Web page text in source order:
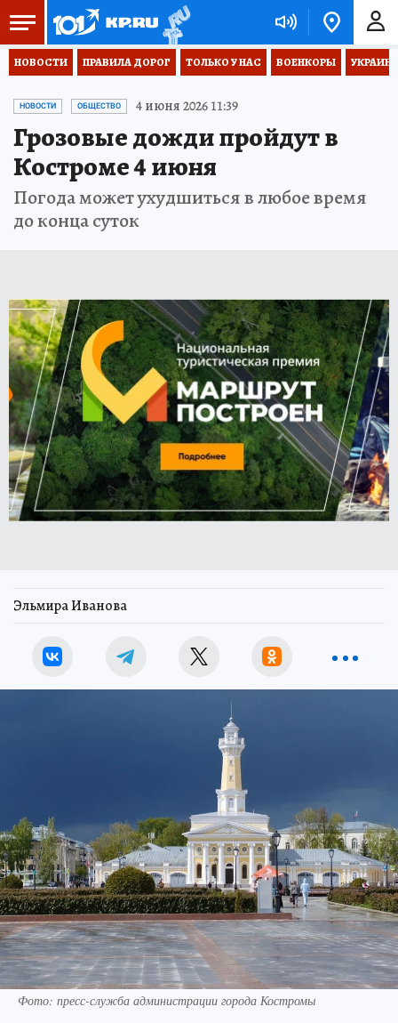
НОВОСТИ ПРАВИЛА ДОРОГ ТОЛЬКО У НАС ВОЕНКОРЫ
НОВОСТИ ОБЩЕСТВО 4 июня 2026 11:39
Грозовые дожди пройдут в
Костроме 4 июня
Погода может ухудшиться в любое время
до конца суток
Эльмира Иванова
Фото: пресс-служба администрации города Костромы